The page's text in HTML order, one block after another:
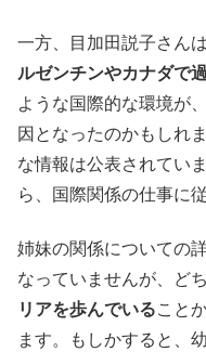
一方、目加田説子さん
ルゼンチンやカナダで
ような国際的な環境が
因となったのかもしれ
な情報は公表されてい
ら、国際関係の仕事に
姉妹の関係についての
なっていませんが、ど
リアを歩んでいること
ます。もしかすると、